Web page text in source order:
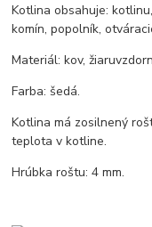
Kotlina obsahuje:
komín, popolník,
Materiál: kov,
Farba: šedá.
Kotlina má zosilnený
teplota v kotline.
Hrúbka roštu: 4 mm.